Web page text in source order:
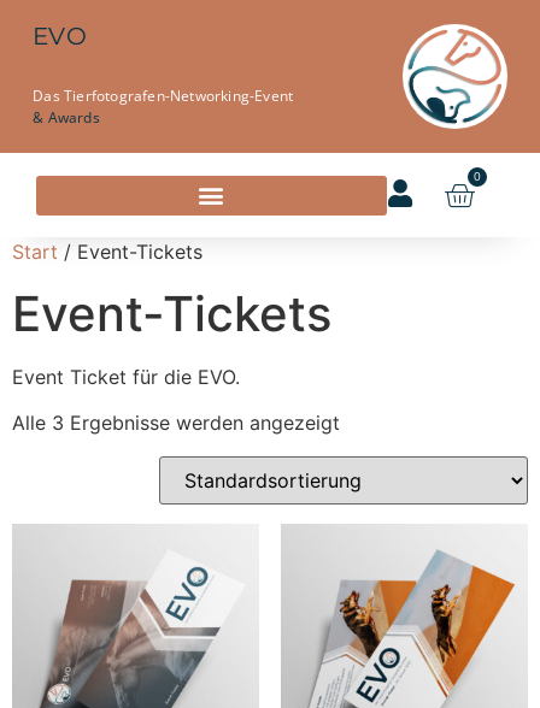
EVO
Das Tierfotografen-Networking-Event
& Awards
0
Start / Event-Tickets
Event-Tickets
Event Ticket für die EVO.
Alle 3 Ergebnisse werden angezeigt